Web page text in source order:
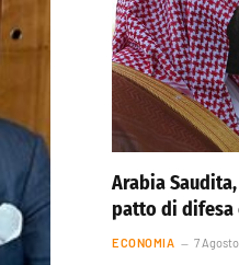
Arabia
patto di difesa
ECONOMIA 7